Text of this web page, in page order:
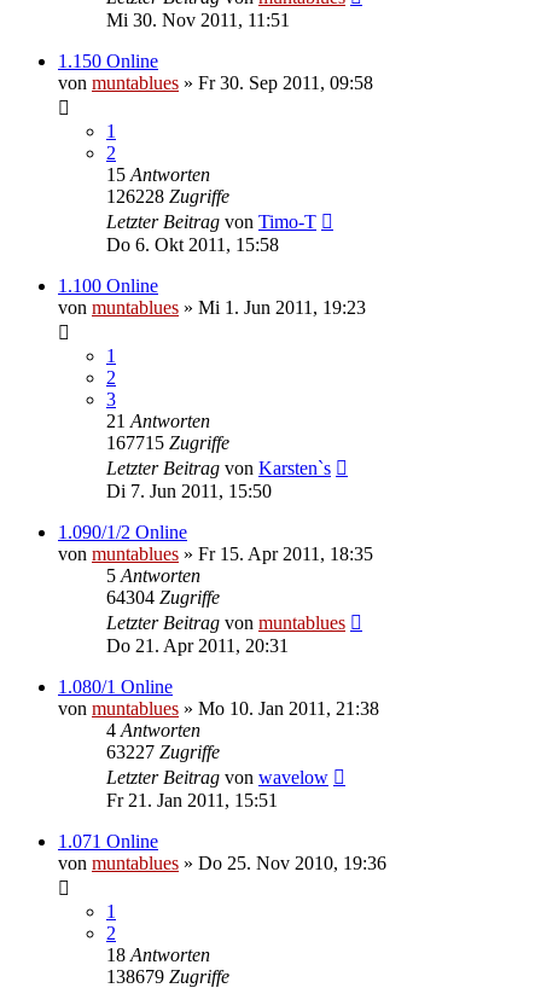
Mi 30. Nov 2011, 11:51
1.150 Online
von muntablues » Fr 30. Sep 2011, 09:58
1
2
15 Antworten
126228 Zugriffe
Letzter Beitrag von Timo-T
Do 6. Okt 2011, 15:58
1.100 Online
von muntablues » Mi 1. Jun 2011, 19:23
1
2
3
21 Antworten
167715 Zugriffe
Letzter Beitrag von Karsten`s
Di 7. Jun 2011, 15:50
1.090/1/2 Online
von muntablues » Fr 15. Apr 2011, 18:35
5 Antworten
64304 Zugriffe
Letzter Beitrag von muntablues
Do 21. Apr 2011, 20:31
1.080/1 Online
von muntablues » Mo 10. Jan 2011, 21:38
4 Antworten
63227 Zugriffe
Letzter Beitrag von wavelow
Fr 21. Jan 2011, 15:51
1.071 Online
von muntablues » Do 25. Nov 2010, 19:36
1
2
18 Antworten
138679 Zugriffe